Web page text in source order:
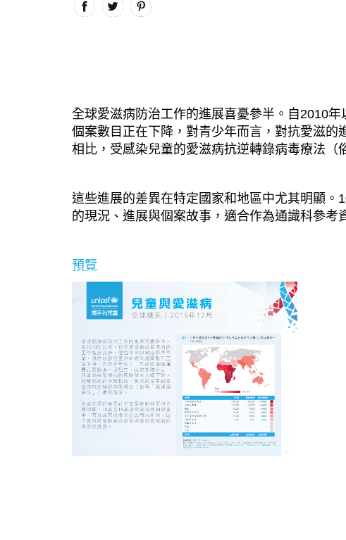
全球愛滋病防治工作的進展喜憂參半。自2010
個案數目正在下降，對青少年而言，對抗愛滋
相比，受感染兒童的愛滋病抗逆轉錄病毒療法（
這些進展的差異在特定國家和地區中尤其明顯
的現況、進展與個案故事，適合作為通識科參考
預覽